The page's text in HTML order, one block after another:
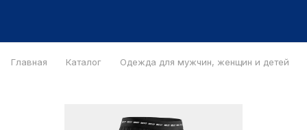
Главная Каталог Одежда для мужчин, женщин и детей